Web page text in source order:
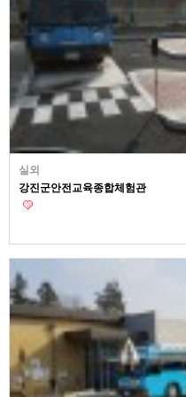
실외
강진군안전교육종합체험관